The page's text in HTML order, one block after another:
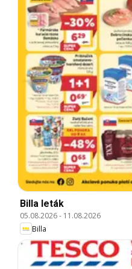
Billa leták
05.08.2026- 11.08.2026
Billa